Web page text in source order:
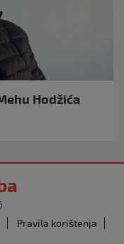
Hodžića
Pravila korištenja